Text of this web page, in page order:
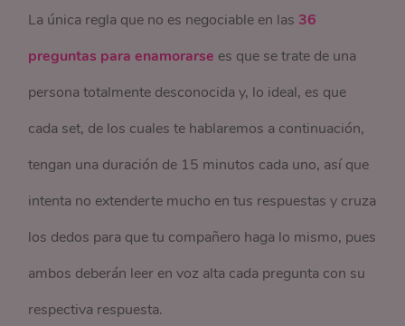
La única regla que no es negociable en las 36
preguntas para enamorarse es que se trate de una
persona totalmente desconocida y, lo ideal, es que
cada set, de los cuales te hablaremos a continuación,
tengan una duración de 15 minutos cada uno, así que
intenta no extenderte mucho en tus respuestas y cruza
los dedos para que tu compañero haga lo mismo, pues
ambos deberán leer en voz alta cada pregunta con su
respectiva respuesta.